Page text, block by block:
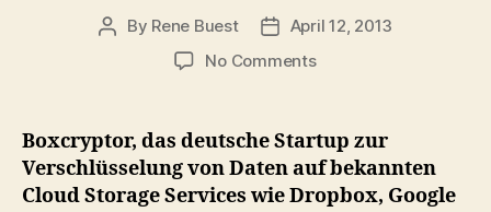
Post
By Rene Buest
Post
date
April 12, 2013
No Commentson
Technical
Preview
der
kommenden
Boxcryptor, das deutsche Startup zur
Verschlüsselung von Daten auf bekannten
Cloud Storage Services wie Dropbox, Google